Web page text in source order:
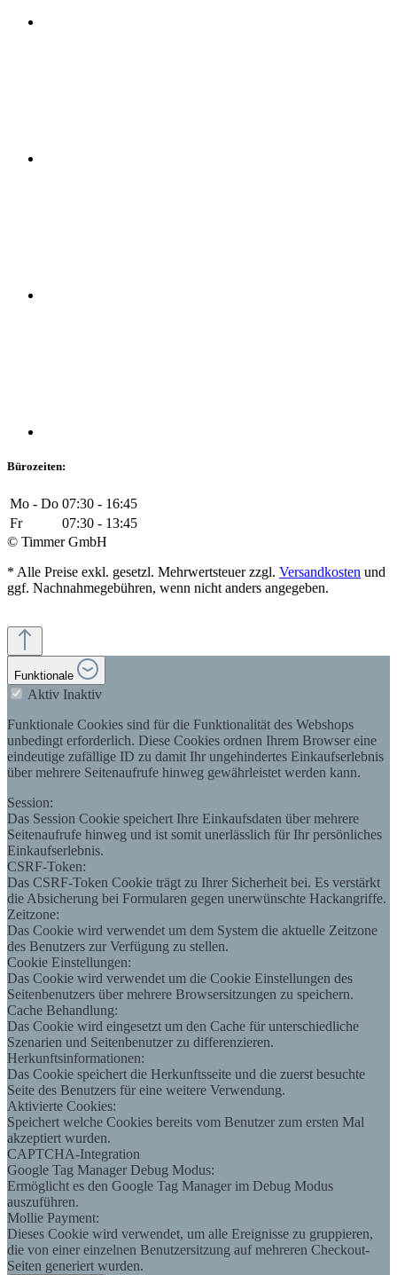
Bürozeiten:
Mo - Do 07:30 - 16:45
Fr
07:30 - 13:45
© Timmer GmbH
* Alle Preise exkl. gesetzl. Mehrwertsteuer zzgl. Versandkosten und
ggf. Nachnahmegebühren, wenn nicht anders angegeben.
Funktionale
Aktiv Inaktiv
Funktionale Cookies sind für die Funktionalität des Webshops
unbedingt erforderlich. Diese Cookies ordnen Ihrem Browser eine
eindeutige zufällige ID zu damit Ihr ungehindertes Einkaufserlebnis
über mehrere Seitenaufrufe hinweg gewährleistet werden kann.
Session:
Das Session Cookie speichert Ihre Einkaufsdaten über mehrere
Seitenaufrufe hinweg und ist somit unerlässlich für Ihr persönliches
Einkaufserlebnis.
CSRF-Token:
Das CSRF-Token Cookie trägt zu Ihrer Sicherheit bei. Es verstärkt
die Absicherung bei Formularen gegen unerwünschte Hackangriffe.
Zeitzone:
Das Cookie wird verwendet um dem System die aktuelle Zeitzone
des Benutzers zur Verfügung zu stellen.
Cookie Einstellungen:
Das Cookie wird verwendet um die Cookie Einstellungen des
Seitenbenutzers über mehrere Browsersitzungen zu speichern.
Cache Behandlung:
Das Cookie wird eingesetzt um den Cache für unterschiedliche
Szenarien und Seitenbenutzer zu differenzieren.
Herkunftsinformationen:
Das Cookie speichert die Herkunftsseite und die zuerst besuchte
Seite des Benutzers für eine weitere Verwendung.
Aktivierte Cookies:
Speichert welche Cookies bereits vom Benutzer zum ersten Mal
akzeptiert wurden.
CAPTCHA-Integration
Google Tag Manager Debug Modus:
Ermöglicht es den Google Tag Manager im Debug Modus
auszuführen.
Mollie Payment:
Dieses Cookie wird verwendet, um alle Ereignisse zu gruppieren,
die von einer einzelnen Benutzersitzung auf mehreren Checkout-
Seiten generiert wurden.